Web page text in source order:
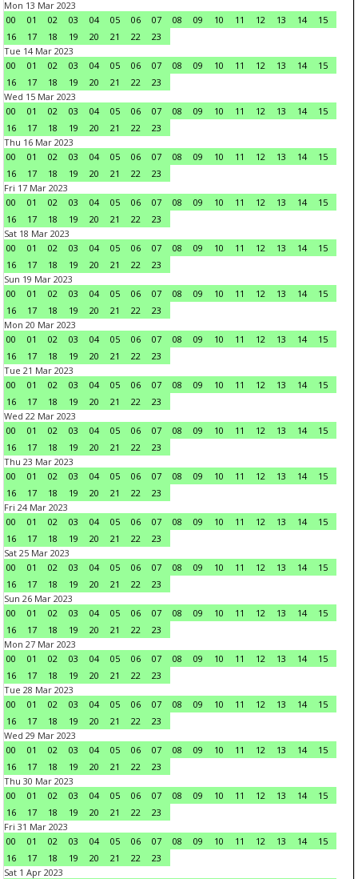
Mon 13 Mar 2023
00
01 02 03 04 05 06 07 08 09 10 11 12 13 14
15
16
17 18 19 20 21 22
23
Tue 14 Mar 2023
00
01 02 03 04 05 06 07 08 09 10 11 12 13 14
15
16
17 18 19 20 21 22
23
Wed 15 Mar 2023
00
01 02 03 04 05 06 07 08 09 10 11 12 13 14
15
16
17 18 19 20 21 22
23
Thu 16 Mar 2023
00
01 02 03 04 05 06 07 08 09 10 11 12 13 14
15
16
17 18 19 20 21 22
23
Fri 17 Mar 2023
00
01 02 03 04 05 06 07 08 09 10 11 12 13 14
15
16
17 18 19 20 21 22
23
Sat 18 Mar 2023
00
01 02 03 04 05 06 07 08 09 10 11 12 13 14
15
16
17 18 19 20 21 22
23
Sun 19 Mar 2023
00
01 02 03 04 05 06 07 08 09 10 11 12 13 14
15
16
17 18 19 20 21 22
23
Mon 20 Mar 2023
00
01 02 03 04 05 06 07 08 09 10 11 12 13 14
15
16
17 18 19 20 21 22
23
Tue 21 Mar 2023
00
01 02 03 04 05 06 07 08 09 10 11 12 13 14
15
16
17 18 19 20 21 22
23
Wed 22 Mar 2023
00
01 02 03 04 05 06 07 08 09 10 11 12 13 14
15
16
17 18 19 20 21 22
23
Thu 23 Mar 2023
00
01 02 03 04 05 06 07 08 09 10 11 12 13 14
15
16
17 18 19 20 21 22
23
Fri 24 Mar 2023
00
01 02 03 04 05 06 07 08 09 10 11 12 13 14
15
16
17 18 19 20 21 22
23
Sat 25 Mar 2023
00
01 02 03 04 05 06 07 08 09 10 11 12 13 14
15
16
17 18 19 20 21 22
23
Sun 26 Mar 2023
00
01 02 03 04 05 06 07 08 09 10 11 12 13 14
15
16
17 18 19 20 21 22
23
Mon 27 Mar 2023
00
01 02 03 04 05 06 07 08 09 10 11 12 13 14
15
16
17 18 19 20 21 22
23
Tue 28 Mar 2023
00
01 02 03 04 05 06 07 08 09 10 11 12 13 14
15
16
17 18 19 20 21 22
23
Wed 29 Mar 2023
00
01 02 03 04 05 06 07 08 09 10 11 12 13 14
15
16
17 18 19 20 21 22
23
Thu 30 Mar 2023
00
01 02 03 04 05 06 07 08 09 10 11 12 13 14
15
16
17 18 19 20 21 22
23
Fri 31 Mar 2023
00
01 02 03 04 05 06 07 08 09 10 11 12 13 14
15
16
17 18 19 20 21 22
23
Sat 1 Apr 2023